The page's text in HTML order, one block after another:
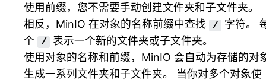
使用前缀，您不需要手动创建文件夹和子文件夹。
相反，MinIO 在对象的名称前缀中查找
/
字符。
个
/
表示一个新的文件夹或子文件夹。
使用对象的名称和前缀，MinIO 会自动为存储的对
生成一系列文件夹和子文件夹。 当你对多个对象使